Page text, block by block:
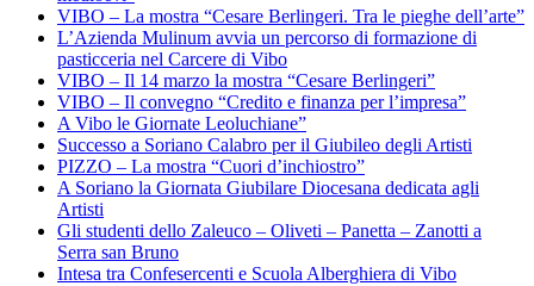
VIBO – La mostra “Cesare Berlingeri. Tra le pieghe dell’arte”
L’Azienda Mulinum avvia un percorso di formazione di
pasticceria nel Carcere di Vibo
VIBO – Il 14 marzo la mostra “Cesare Berlingeri”
VIBO – Il convegno “Credito e finanza per l’impresa”
A Vibo le Giornate Leoluchiane”
Successo a Soriano Calabro per il Giubileo degli Artisti
PIZZO – La mostra “Cuori d’inchiostro”
A Soriano la Giornata Giubilare Diocesana dedicata agli
Artisti
Gli studenti dello Zaleuco – Oliveti – Panetta – Zanotti a
Serra san Bruno
Intesa tra Confesercenti e Scuola Alberghiera di Vibo